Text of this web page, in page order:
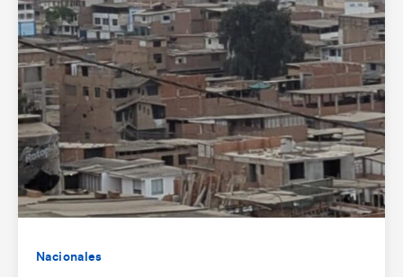
Nacionales